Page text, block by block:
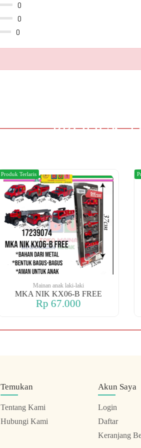
0
0
0
PRODUK
Mainan anak laki-laki
MKA NIK KX06-B FREE
Rp 67.000
Produk Terlaris
Temukan
Tentang Kami
Hubungi Kami
Akun Saya
Login
Daftar
Keranjang